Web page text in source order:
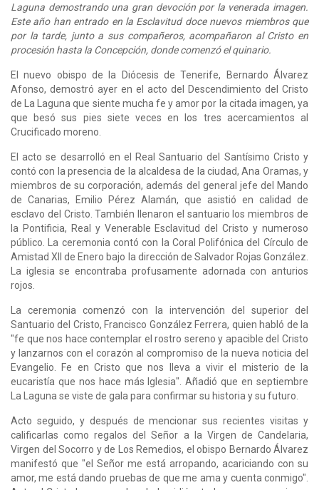
Laguna demostrando una gran devoción por la venerada imagen.
Este año han entrado en la Esclavitud doce nuevos miembros que
por la tarde, junto a sus compañeros, acompañaron al Cristo en
procesión hasta la Concepción, donde comenzó el quinario.
El nuevo obispo de la Diócesis de Tenerife, Bernardo Álvarez
Afonso, demostró ayer en el acto del Descendimiento del Cristo
de La Laguna que siente mucha fe y amor por la citada imagen, ya
que besó sus pies siete veces en los tres acercamientos al
Crucificado moreno.
El acto se desarrolló en el Real Santuario del Santísimo Cristo y
contó con la presencia de la alcaldesa de la ciudad, Ana Oramas, y
miembros de su corporación, además del general jefe del Mando
de Canarias, Emilio Pérez Alamán, que asistió en calidad de
esclavo del Cristo. También llenaron el santuario los miembros de
la Pontificia, Real y Venerable Esclavitud del Cristo y numeroso
público. La ceremonia contó con la Coral Polifónica del Círculo de
Amistad XII de Enero bajo la dirección de Salvador Rojas González.
La iglesia se encontraba profusamente adornada con anturios
rojos.
La ceremonia comenzó con la intervención del superior del
Santuario del Cristo, Francisco González Ferrera, quien habló de la
"fe que nos hace contemplar el rostro sereno y apacible del Cristo
y lanzarnos con el corazón al compromiso de la nueva noticia del
Evangelio. Fe en Cristo que nos lleva a vivir el misterio de la
eucaristía que nos hace más Iglesia". Añadió que en septiembre
La Laguna se viste de gala para confirmar su historia y su futuro.
Acto seguido, y después de mencionar sus recientes visitas y
calificarlas como regalos del Señor a la Virgen de Candelaria,
Virgen del Socorro y de Los Remedios, el obispo Bernardo Álvarez
manifestó que "el Señor me está arropando, acariciando con su
amor, me está dando pruebas de que me ama y cuenta conmigo".